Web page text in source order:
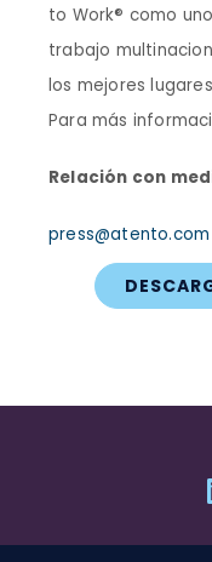
to Work® como
trabajo
los mejores
Para más
Relación con
press@atento.com